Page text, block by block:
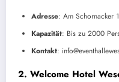
Adresse: Am Schornacker
Kapazität: Bis zu 2000
Kontakt:
2. Welcome Hotel